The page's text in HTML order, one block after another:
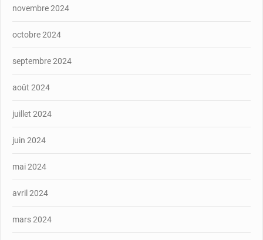
novembre 2024
octobre 2024
septembre 2024
août 2024
juillet 2024
juin 2024
mai 2024
avril 2024
mars 2024